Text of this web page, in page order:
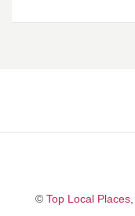
© Top Local Places